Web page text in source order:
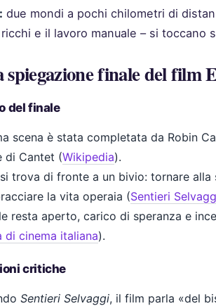
due mondi a pochi chilometri di
e il lavoro manuale – si toccano
spiegazione finale del film
del finale
scena è stata completata da Robin
di Cantet (Wikipedia).
trova di fronte a un bivio: tornare alla
la vita operaia (Sentieri
resta aperto, carico di speranza e
di cinema italiana).
critiche
Sentieri Selvaggi, il film parla «del